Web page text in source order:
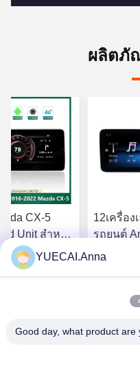
ผลิตภั
CX-5
Unit สําหรับ
Android
12เครื่อง
รถยนต์
YUECAI.Anna
Good day, what product are